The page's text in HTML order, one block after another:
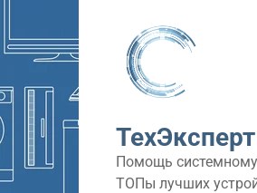
контенту
ТехЭксперт
Помощь системному
ТОПы лучших